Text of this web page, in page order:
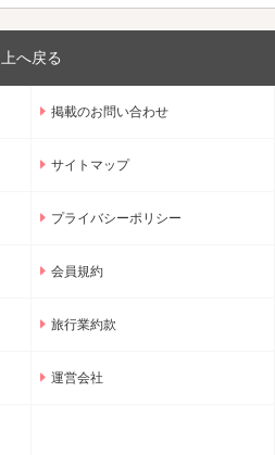
上へ戻る
掲載のお問い合わせ
サイトマップ
プライバシーポリシー
会員規約
旅行業約款
運営会社